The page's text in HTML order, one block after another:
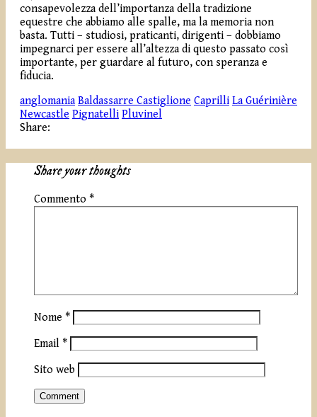
consapevolezza dell’importanza della tradizione
equestre che abbiamo alle spalle, ma la memoria non
basta. Tutti – studiosi, praticanti, dirigenti – dobbiamo
impegnarci per essere all’altezza di questo passato così
importante, per guardare al futuro, con speranza e
fiducia.
anglomania Baldassarre Castiglione Caprilli La Guérinière
Newcastle Pignatelli Pluvinel
Share:
Share your thoughts
Commento *
Nome *
Email *
Sito web